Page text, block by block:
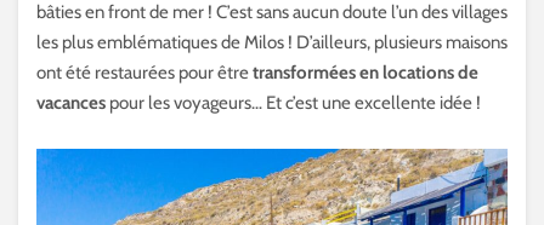
bâties en front de mer ! C’est sans aucun doute l’un des villages
les plus emblématiques de Milos ! D’ailleurs, plusieurs maisons
ont été restaurées pour êtretransformées en locations de
vacances pour les voyageurs… Et c’est une excellente idée !